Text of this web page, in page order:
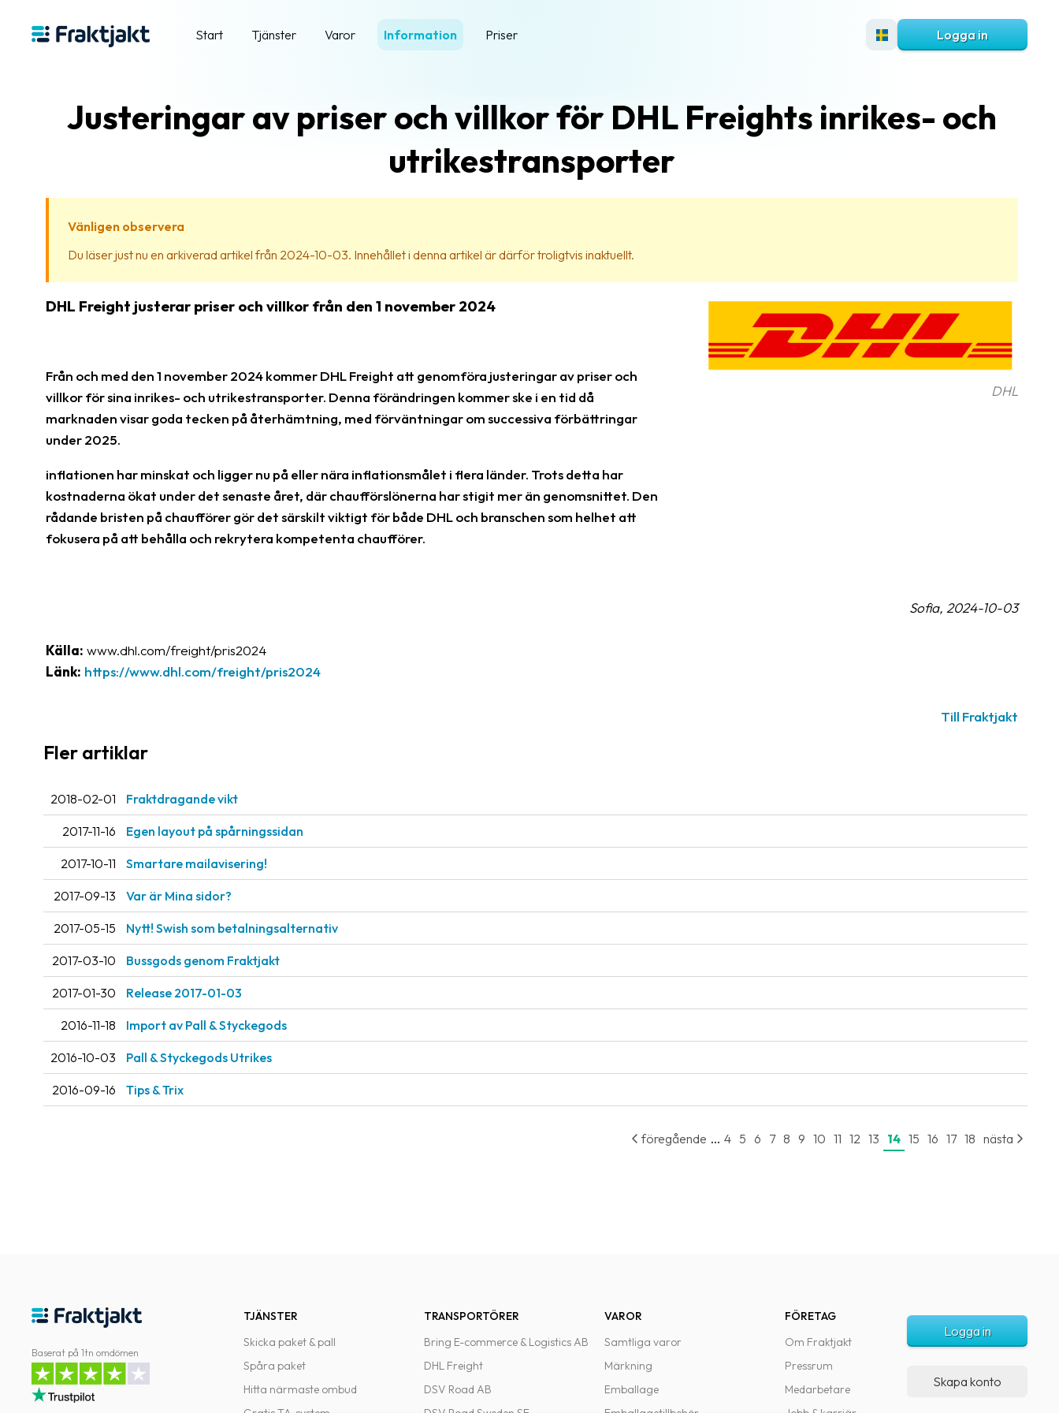
Start Tjänster Varor Information Priser Logga in
Justeringar av priser och villkor för DHL Freights inrikes- och
utrikestransporter
Vänligen observera
Du läser just nu en arkiverad artikel från 2024-10-03. Innehållet i denna artikel är därför troligtvis inaktuellt.
DHL
DHL Freight justerar priser och villkor från den 1 november 2024
Från och med den 1 november 2024 kommer DHL Freight att genomföra justeringar av priser och
villkor för sina inrikes- och utrikestransporter. Denna förändringen kommer ske i en tid då
marknaden visar goda tecken på återhämtning, med förväntningar om successiva förbättringar
under 2025.
inflationen har minskat och ligger nu på eller nära inflationsmålet i flera länder. Trots detta har
kostnaderna ökat under det senaste året, där chaufförslönerna har stigit mer än genomsnittet. Den
rådande bristen på chaufförer gör det särskilt viktigt för både DHL och branschen som helhet att
fokusera på att behålla och rekrytera kompetenta chaufförer.
Sofia, 2024-10-03
Källa: www.dhl.com/freight/pris2024
Länk: https://www.dhl.com/freight/pris2024
Till Fraktjakt
Fler artiklar
2018-02-01 Fraktdragande vikt
2017-11-16 Egen layout på spårningssidan
2017-10-11 Smartare mailavisering!
2017-09-13 Var är Mina sidor?
2017-05-15 Nytt! Swish som betalningsalternativ
2017-03-10 Bussgods genom Fraktjakt
2017-01-30 Release 2017-01-03
2016-11-18 Import av Pall & Styckegods
2016-10-03 Pall & Styckegods Utrikes
2016-09-16 Tips & Trix
föregående ... 4 5 6 7 8 9 10 11 12 13 14 15 16 17 18 nästa
Baserat på 1tn omdömen
TJÄNSTER
Skicka paket & pall
Spåra paket
Hitta närmaste ombud
TRANSPORTÖRER
Bring E-commerce & Logistics AB
DHL Freight
DSV Road AB
VAROR
Samtliga varor
Märkning
Emballage
FÖRETAG
Om Fraktjakt
Pressrum
Medarbetare
Logga in
Skapa konto